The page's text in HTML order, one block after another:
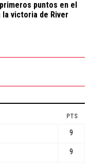
puntos en el
la victoria de River